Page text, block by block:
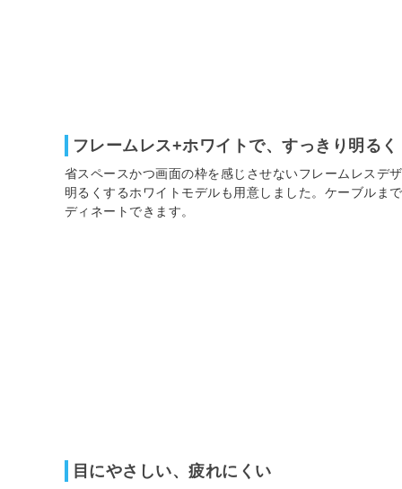
フレームレス+ホワイトで、すっきり明るく
省スペースかつ画面の枠を感じさせないフレームレスデ
明るくするホワイトモデルも用意しました。ケーブルま
ディネートできます。
目にやさしい、疲れにくい